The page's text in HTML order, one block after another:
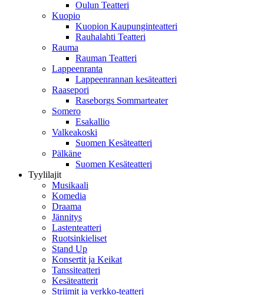
Oulun Teatteri
Kuopio
Kuopion Kaupunginteatteri
Rauhalahti Teatteri
Rauma
Rauman Teatteri
Lappeenranta
Lappeenrannan kesäteatteri
Raasepori
Raseborgs Sommarteater
Somero
Esakallio
Valkeakoski
Suomen Kesäteatteri
Pälkäne
Suomen Kesäteatteri
Tyylilajit
Musikaali
Komedia
Draama
Jännitys
Lastenteatteri
Ruotsinkieliset
Stand Up
Konsertit ja Keikat
Tanssiteatteri
Kesäteatterit
Striimit ja verkko-teatteri